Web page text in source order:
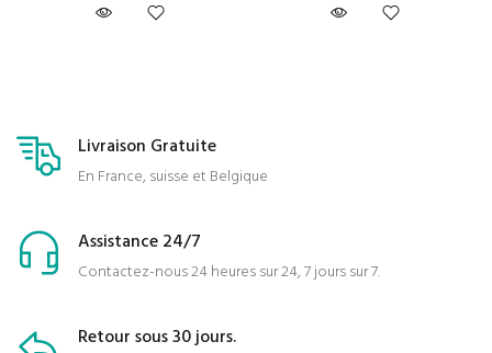
Livraison Gratuite
En France, suisse et Belgique
Assistance 24/7
Contactez-nous 24 heures sur 24, 7 jours sur 7.
Retour sous 30 jours.